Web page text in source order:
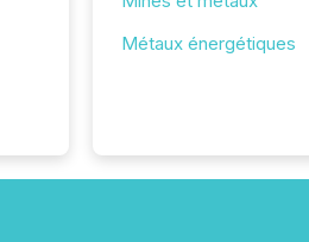
Métaux énergétiques